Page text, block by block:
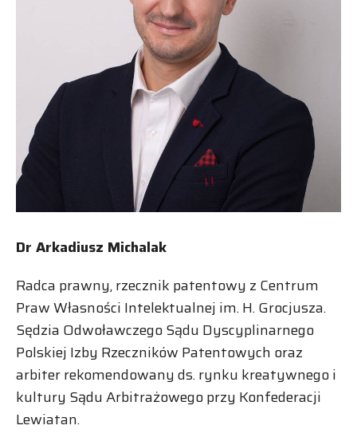
Dr Arkadiusz Michalak
Radca prawny, rzecznik patentowy z Centrum
Praw Własności Intelektualnej im. H. Grocjusza.
Sędzia Odwoławczego Sądu Dyscyplinarnego
Polskiej Izby Rzeczników Patentowych oraz
arbiter rekomendowany ds. rynku kreatywnego i
kultury Sądu Arbitrażowego przy Konfederacji
Lewiatan.